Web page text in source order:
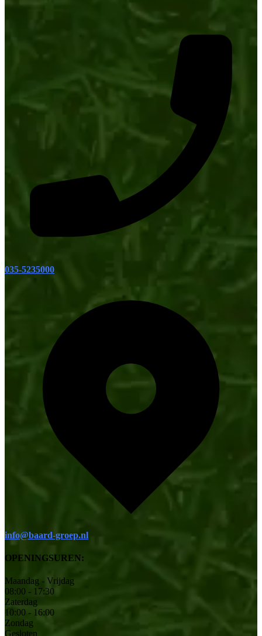
035-5235000
info@baard-groep.nl
OPENINGSUREN:
Maandag - Vrijdag
08:00 - 17:30
Zaterdag
10:00 - 16:00
Zondag
Gesloten